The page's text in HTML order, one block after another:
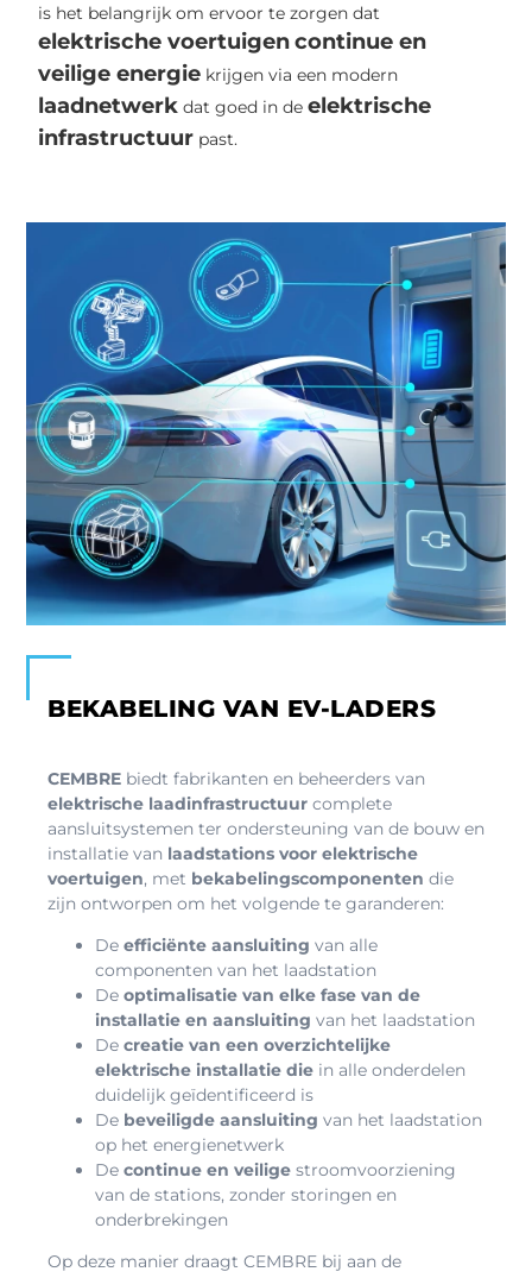
is het belangrijk om ervoor te zorgen dat
elektrische voertuigencontinue en
veilige energie krijgen via een modern
laadnetwerk dat goed in de elektrische
infrastructuur past.
BEKABELING VAN EV-LADERS
CEMBRE biedt fabrikanten en beheerders van
elektrische laadinfrastructuur complete
aansluitsystemen ter ondersteuning van de bouw en
installatie van laadstations voor elektrische
voertuigen, met bekabelingscomponenten die
zijn ontworpen om het volgende te garanderen:
De efficiënte aansluiting van alle
componenten van het laadstation
De optimalisatie van elke fase van de
installatie en aansluiting van het laadstation
De creatie van een overzichtelijke
elektrische installatie die in alle onderdelen
duidelijk geïdentificeerd is
De beveiligde aansluiting van het laadstation
op het energienetwerk
De continue en veilige stroomvoorziening
van de stations, zonder storingen en
onderbrekingen
Op deze manier draagt CEMBRE bij aan de